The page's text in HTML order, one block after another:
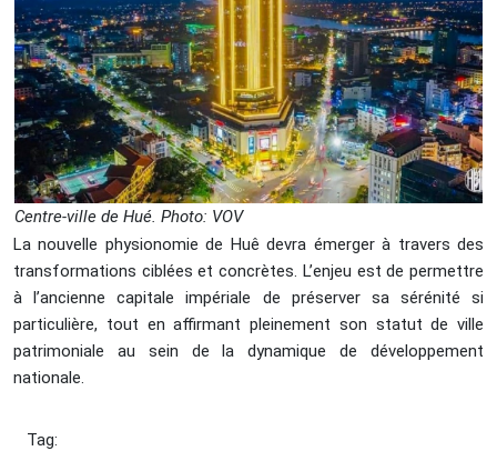
Centre-ville de Hué. Photo: VOV
La nouvelle physionomie de Huê devra émerger à travers des
transformations ciblées et concrètes. L’enjeu est de permettre
à l’ancienne capitale impériale de préserver sa sérénité si
particulière, tout en affirmant pleinement son statut de ville
patrimoniale au sein de la dynamique de développement
nationale.
Tag: